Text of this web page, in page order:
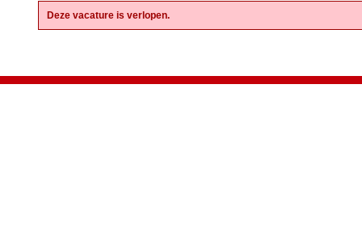
Deze vacature is verlopen.